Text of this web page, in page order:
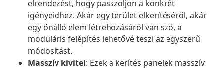
elrendezést, hogy passzoljon a konkrét
igényeidhez. Akár egy terület elkerítéséről, akár
egy önálló elem létrehozásáról van szó, a
moduláris felépítés lehetővé teszi az egyszerű
módosítást.
Masszív kivitel: Ezek a kerítés panelek masszív